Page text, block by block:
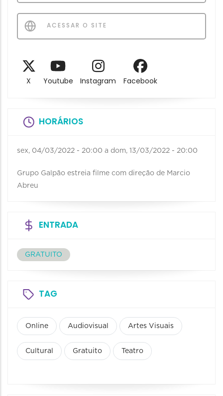
ACESSAR O SITE
X Youtube Instagram Facebook
HORÁRIOS
sex, 04/03/2022 - 20:00 a dom, 13/03/2022 - 20:00
Grupo Galpão estreia filme com direção de Marcio
Abreu
ENTRADA
GRATUITO
TAG
Online Audiovisual Artes Visuais
Cultural Gratuito Teatro